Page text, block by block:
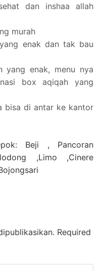
dan inshaa allah
murah
enak dan tak bau
yang enak, menu nya
box aqiqah yang
bisa di antar ke kantor
Beji , Pancoran
,Limo ,Cinere
Required